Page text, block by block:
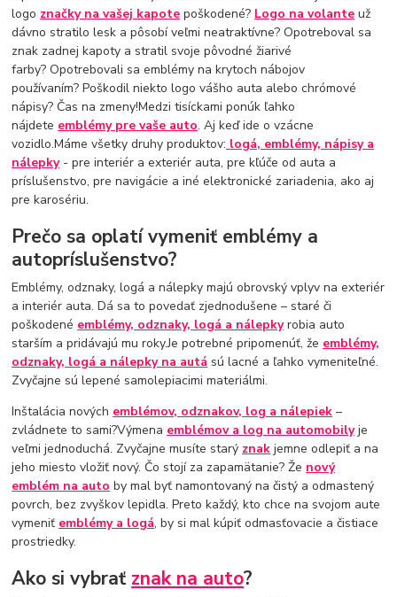
logo značky na vašej kapote poškodené? Logo na volante už
dávno stratilo lesk a pôsobí veľmi neatraktívne? Opotreboval sa
znak zadnej kapoty a stratil svoje pôvodné žiarivé
farby? Opotrebovali sa emblémy na krytoch nábojov
používaním? Poškodil niekto logo vášho auta alebo chrómové
nápisy? Čas na zmeny!Medzi tisíckami ponúk ľahko
nájdete emblémy pre vaše auto. Aj keď ide o vzácne
vozidlo.Máme všetky druhy produktov: logá, emblémy, nápisy a
nálepky- pre interiér a exteriér auta, pre kľúče od auta a
príslušenstvo, pre navigácie a iné elektronické zariadenia, ako aj
pre karosériu.
Prečo sa oplatí vymeniť emblémy a
autopríslušenstvo?
Emblémy, odznaky, logá a nálepky majú obrovský vplyv na exteriér
a interiér auta. Dá sa to povedať zjednodušene – staré či
poškodené emblémy, odznaky, logá a nálepkyrobia auto
starším a pridávajú mu roky.Je potrebné pripomenúť, že emblémy,
odznaky, logá a nálepky na autá sú lacné a ľahko vymeniteľné.
Zvyčajne sú lepené samolepiacimi materiálmi.
Inštalácia nových emblémov, odznakov, log a nálepiek –
zvládnete to sami?Výmena emblémov a log na automobilyje
veľmi jednoduchá. Zvyčajne musíte starý znak jemne odlepiť a na
jeho miesto vložiť nový. Čo stojí za zapamätanie? Že nový
emblém na auto by mal byť namontovaný na čistý a odmastený
povrch, bez zvyškov lepidla. Preto každý, kto chce na svojom aute
vymeniť emblémy a logá, by si mal kúpiť odmasťovacie a čistiace
prostriedky.
Ako si vybrať znak na auto?